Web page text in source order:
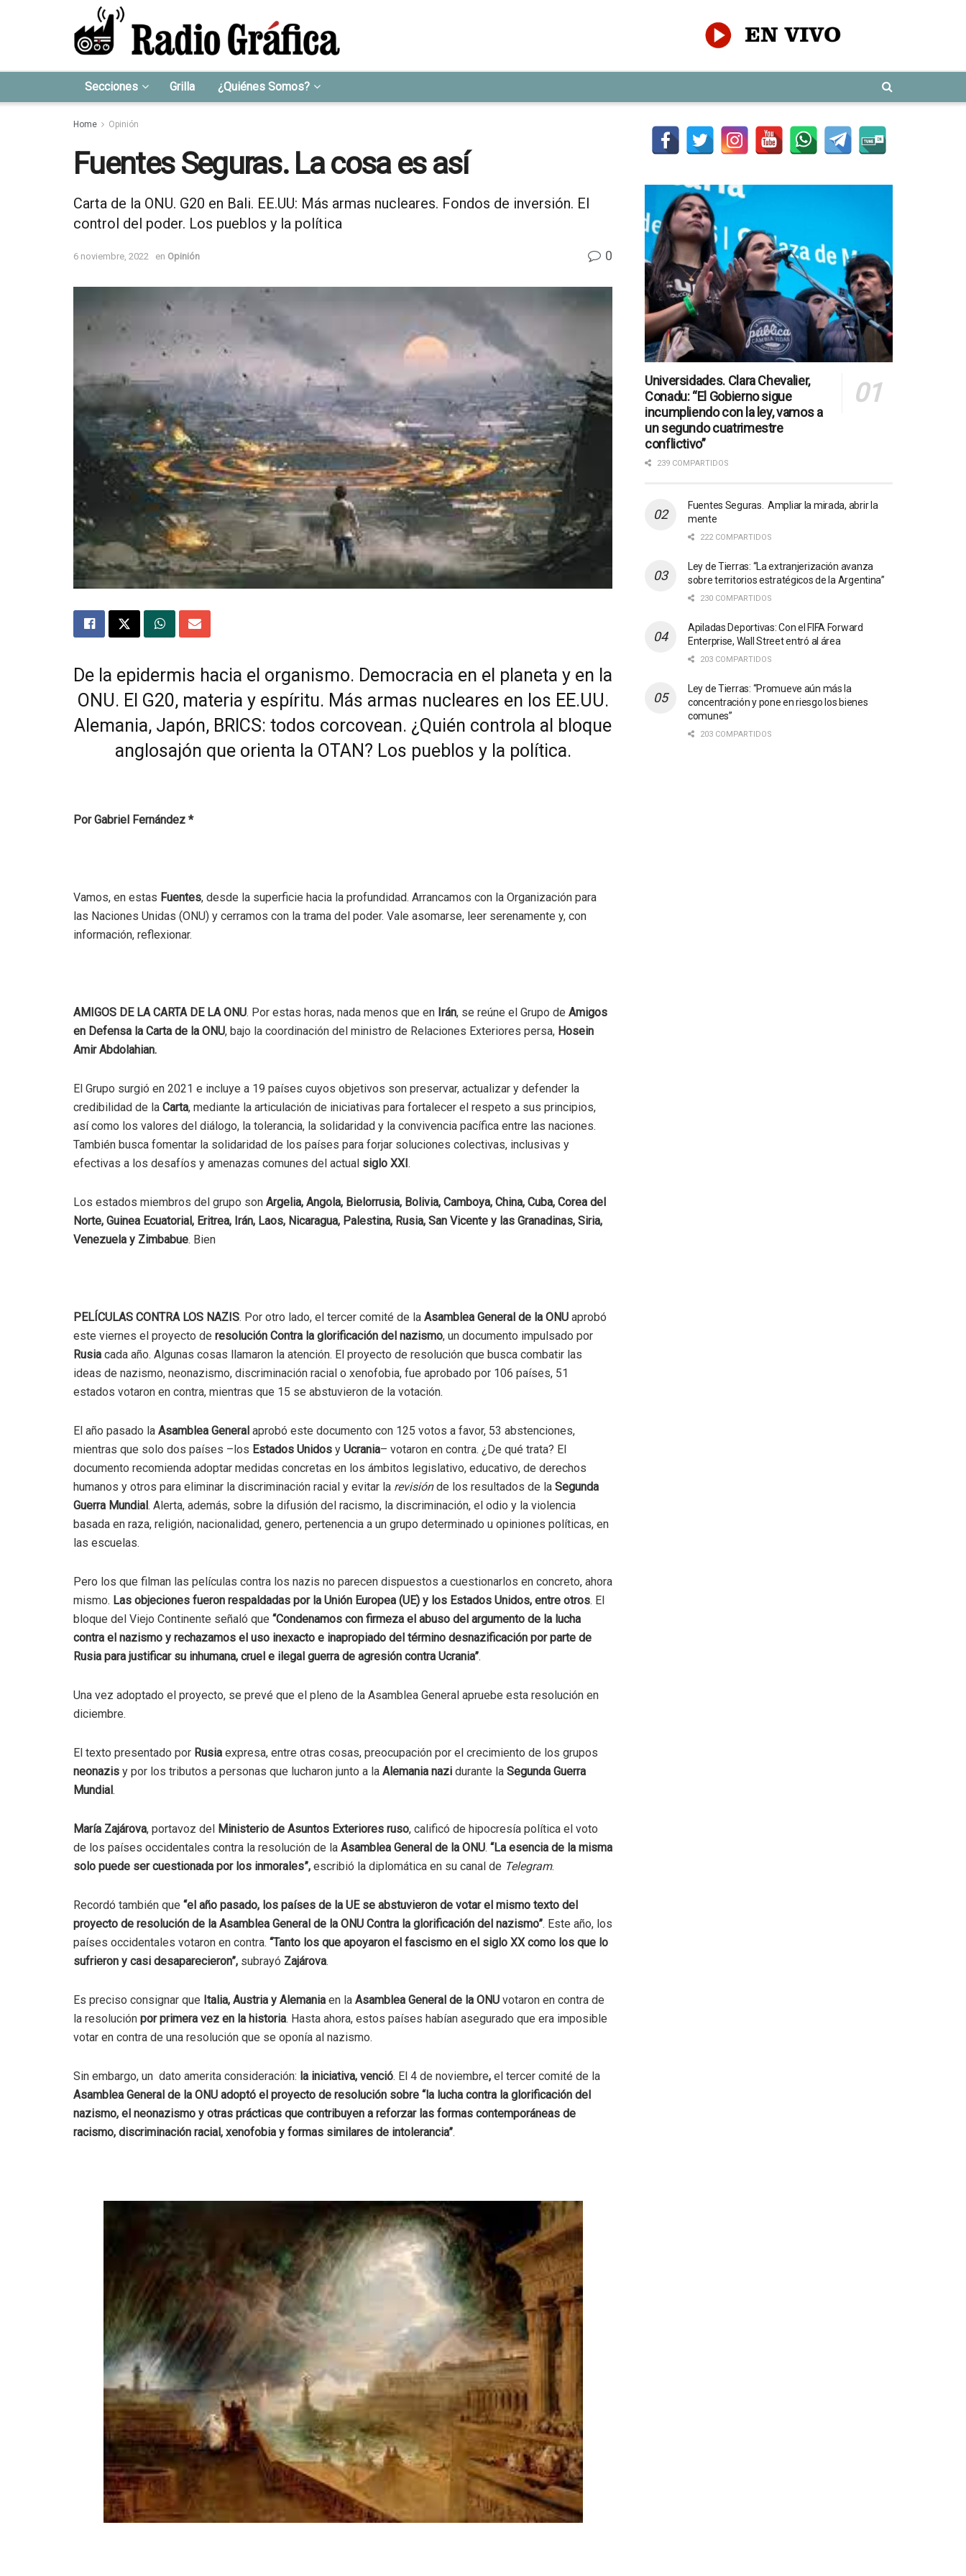
Secciones Grilla ¿Quiénes Somos?
Home Opinión
Fuentes Seguras. La cosa es así
Carta de la ONU. G20 en Bali. EE.UU: Más armas nucleares. Fondos de inversión. El
control del poder. Los pueblos y la política
6 noviembre, 2022 en Opinión 0
De la epidermis hacia el organismo. Democracia en el planeta y en la
ONU. El G20, materia y espíritu. Más armas nucleares en los EE.UU.
Alemania, Japón, BRICS: todos corcovean. ¿Quién controla al bloque
anglosajón que orienta la OTAN? Los pueblos y la política.
Por Gabriel Fernández *
Vamos, en estas Fuentes, desde la superficie hacia la profundidad. Arrancamos con la Organización para
las Naciones Unidas (ONU) y cerramos con la trama del poder. Vale asomarse, leer serenamente y, con
información, reflexionar.
AMIGOS DE LA CARTA DE LA ONU. Por estas horas, nada menos que en Irán, se reúne el Grupo de Amigos
en Defensa la Carta de la ONU, bajo la coordinación del ministro de Relaciones Exteriores persa, Hosein
Amir Abdolahian.
El Grupo surgió en 2021 e incluye a 19 países cuyos objetivos son preservar, actualizar y defender la
credibilidad de la Carta, mediante la articulación de iniciativas para fortalecer el respeto a sus principios,
así como los valores del diálogo, la tolerancia, la solidaridad y la convivencia pacífica entre las naciones.
También busca fomentar la solidaridad de los países para forjar soluciones colectivas, inclusivas y
efectivas a los desafíos y amenazas comunes del actual siglo XXI .
Los estados miembros del grupo son Argelia, Angola, Bielorrusia, Bolivia, Camboya, China, Cuba, Corea del
Norte, Guinea Ecuatorial, Eritrea, Irán, Laos, Nicaragua, Palestina, Rusia, San Vicente y las Granadinas, Siria,
Venezuela y Zimbabue. Bien
PELÍCULAS CONTRA LOS NAZIS. Por otro lado, el tercer comité de la Asamblea General de la ONU aprobó
este viernes el proyecto de resolución Contra la glorificación del nazismo, un documento impulsado por
Rusia cada año. Algunas cosas llamaron la atención. El proyecto de resolución que busca combatir las
ideas de nazismo, neonazismo, discriminación racial o xenofobia, fue aprobado por 106 países, 51
estados votaron en contra, mientras que 15 se abstuvieron de la votación.
El año pasado la Asamblea General aprobó este documento con 125 votos a favor, 53 abstenciones,
mientras que solo dos países –los Estados Unidos y Ucrania– votaron en contra. ¿De qué trata? El
documento recomienda adoptar medidas concretas en los ámbitos legislativo, educativo, de derechos
humanos y otros para eliminar la discriminación racial y evitar la revisiónde los resultados de la Segunda
Guerra Mundial . Alerta, además, sobre la difusión del racismo, la discriminación, el odio y la violencia
basada en raza, religión, nacionalidad, genero, pertenencia a un grupo determinado u opiniones políticas, en
las escuelas.
Pero los que filman las películas contra los nazis no parecen dispuestos a cuestionarlos en concreto, ahora
mismo. Las objeciones fueron respaldadas por la Unión Europea (UE) y los Estados Unidos, entre otros. El
bloque del Viejo Continente señaló que “Condenamos con firmeza el abuso del argumento de la lucha
contra el nazismo y rechazamos el uso inexacto e inapropiado del término desnazificación por parte de
Rusia para justificar su inhumana, cruel e ilegal guerra de agresión contra Ucrania”.
Una vez adoptado el proyecto, se prevé que el pleno de la Asamblea General apruebe esta resolución en
diciembre.
El texto presentado por Rusia expresa, entre otras cosas, preocupación por el crecimiento de los grupos
neonazis y por los tributos a personas que lucharon junto a la Alemania nazi durante la Segunda Guerra
Mundial .
María Zajárova, portavoz del Ministerio de Asuntos Exteriores ruso, calificó de hipocresía política el voto
de los países occidentales contra la resolución de la Asamblea General de la ONU. “La esencia de la misma
solo puede ser cuestionada por los inmorales”, escribió la diplomática en su canal de Telegram.
Recordó también que “el año pasado, los países de la UE se abstuvieron de votar el mismo texto del
proyecto de resolución de la Asamblea General de la ONU Contra la glorificación del nazismo”. Este año, los
países occidentales votaron en contra. “Tanto los que apoyaron el fascismo en el siglo XX como los que lo
sufrieron y casi desaparecieron”, subrayó Zajárova.
Es preciso consignar que Italia, Austria y Alemania en la Asamblea General de la ONU votaron en contra de
la resolución por primera vez en la historia. Hasta ahora, estos países habían asegurado que era imposible
votar en contra de una resolución que se oponía al nazismo.
Sin embargo, un dato amerita consideración: la iniciativa, venció. El 4 de noviembre, el tercer comité de la
Asamblea General de la ONU adoptó el proyecto de resolución sobre “la lucha contra la glorificación del
nazismo, el neonazismo y otras prácticas que contribuyen a reforzar las formas contemporáneas de
racismo, discriminación racial, xenofobia y formas similares de intolerancia”.
Universidades. Clara Chevalier,
Conadu: “El Gobierno sigue
incumpliendo con la ley, vamos a
un segundo cuatrimestre
conflictivo”
239 COMPARTIDOS
Fuentes Seguras. Ampliar la mirada, abrir la
mente
222 COMPARTIDOS
Ley de Tierras: “La extranjerización avanza
sobre territorios estratégicos de la Argentina”
230 COMPARTIDOS
Apiladas Deportivas: Con el FIFA Forward
Enterprise, Wall Street entró al área
203 COMPARTIDOS
Ley de Tierras: “Promueve aún más la
concentración y pone en riesgo los bienes
comunes”
203 COMPARTIDOS